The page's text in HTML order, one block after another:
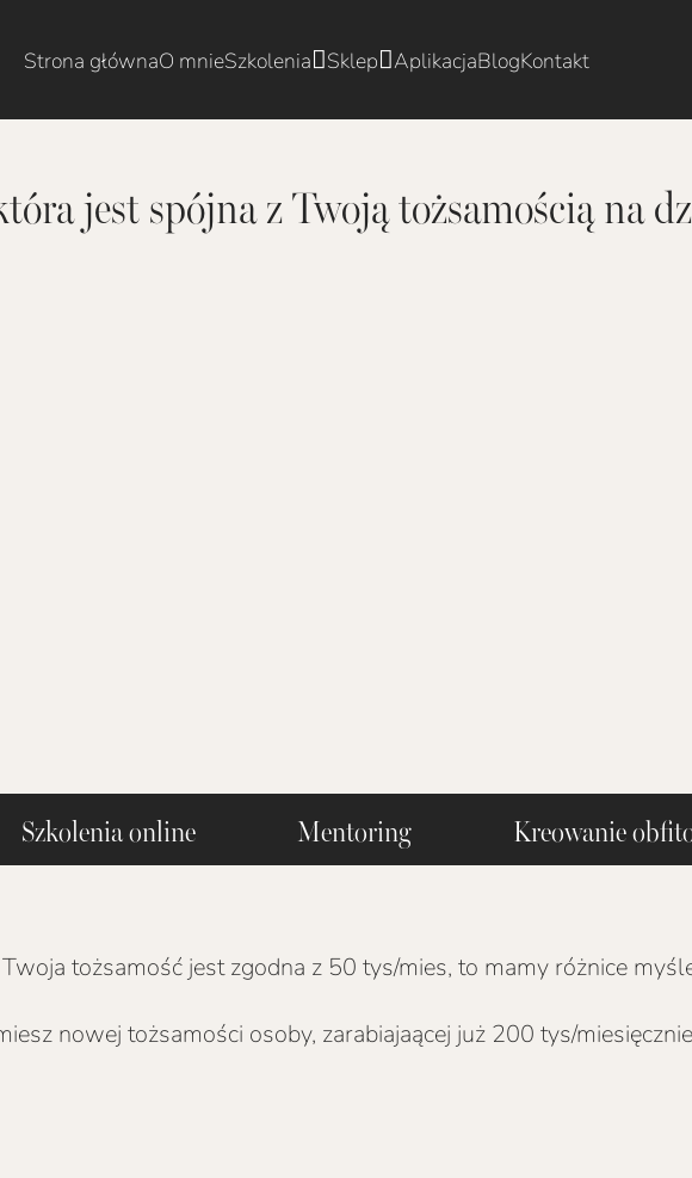
Strona głównaO mnieSzkolenia Sklep AplikacjaBlogKontakt
jest spójna z Twoją tożsamością na
Szkolenia online Mentoring
tożsamość jest zgodna z 50 tys/mies, to mamy różnice
nowej tożsamości osoby, zarabiajaącej już 200 tys/